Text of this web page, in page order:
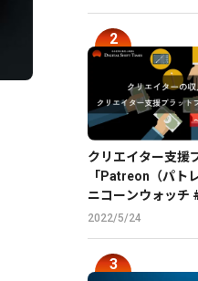
クリエイター支援
「Patreon（パト
ニコーンウォッチ
2022/5/24